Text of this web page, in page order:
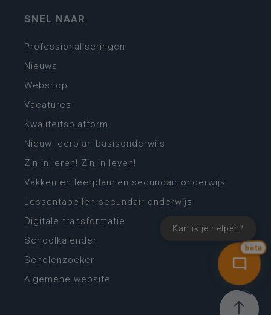
bèta
Kan ik je helpen?
SNEL NAAR
Professionaliseringen
Nieuws
Webshop
Vacatures
Kwaliteitsplatform
Nieuw leerplan basisonderwijs
Zin in leren! Zin in leven!
Vakken en leerplannen secundair onderwijs
Lessentabellen secundair onderwijs
Digitale transformatie
Schoolkalender
Scholenzoeker
Algemene website